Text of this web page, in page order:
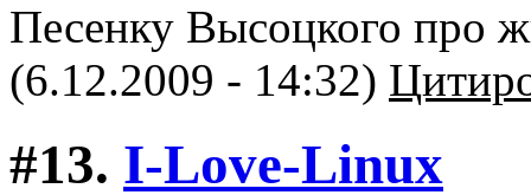
Песенку Высоцкого про
(6.12.2009 - 14:32)
#13. I-Love-Linux